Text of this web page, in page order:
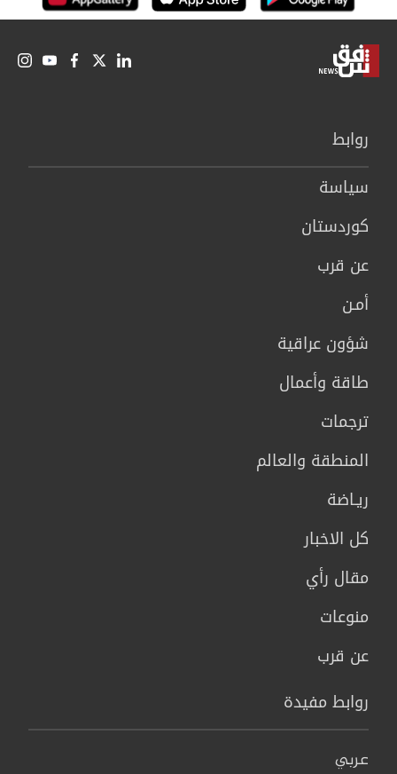
روابط
سیاسة
كوردستان
عن قرب
أمـن
شؤون عراقية
طاقة وأعمال
ترجمات
المنطقة والعالم
ريـاضة
كل الاخبار
مقال رأي
منوعات
عن قرب
روابط مفيدة
عربي